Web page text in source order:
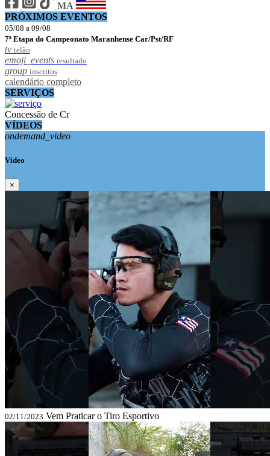
MA
PRÓXIMOS EVENTOS
05/08 a 09/08
7ª Etapa do Campeonato Maranhense Car/Pst/RF
tv telão
emoji_events resultado
group inscritos
calendário completo
SERVIÇOS
Concessão de Cr
VÍDEOS
ondemand_video
Vídeo
×
02/11/2023 Vem Praticar o Tiro Esportivo